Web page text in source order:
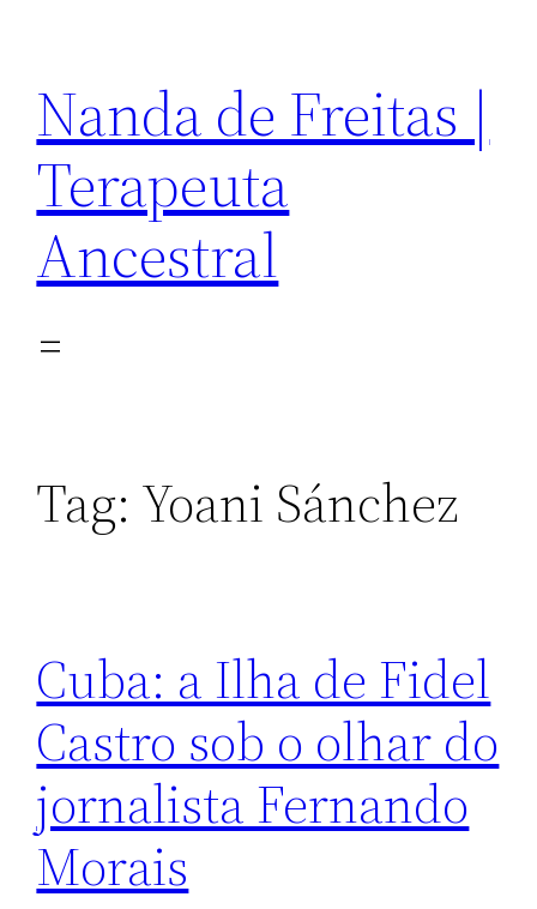
conteúdo
Nanda de Freitas |
Terapeuta
Ancestral
Tag: Yoani Sánchez
Cuba: a Ilha de Fidel
Castro sob o olhar do
jornalista Fernando
Morais